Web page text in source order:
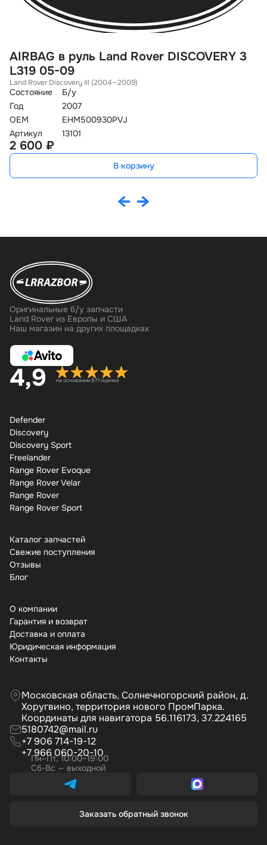
AIRBAG в руль Land Rover DISCOVERY 3
L319 05-09
Land Rover Discovery III (2004—2009)
Состояние
Б/у
Год
2007
OEM
EHM500930PVJ
Артикул
13101
2 600 ₽
В корзину
Оригинальные б/у запчасти
Land Rover из Европы и США
Наш магазин на других площадках
4,9 на основании 871 оценки
Defender
Discovery
Discovery Sport
Freelander
Range Rover Evoque
Range Rover Velar
Range Rover
Range Rover Sport
Каталог запчастей
Свежие поступления
Отзывы
Бло
О компании
Гарантия и возврат
Доставка и оплата
Юридическая информация
Контакты
Московская область, Солнечногорский район, д.
Хоругвино, территория нового ПромПарка.
Координаты для навигатора 56.116173, 37.224165
5180742@mail.ru
+7 906 714-19-12
+7 966 060-20-10
Пн–Пт, 10:00–19:00
Сб-Вс — выходной
Заказать обратный звонок